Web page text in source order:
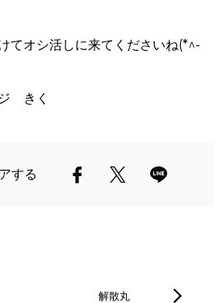
てオシ活しに来てくださいね(*^-
きく
する
解散丸